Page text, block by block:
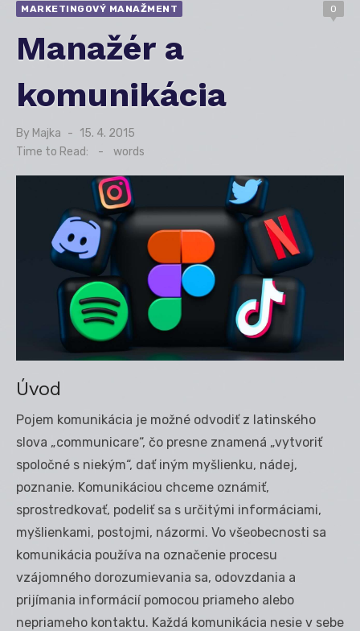
MARKETINGOVÝ MANAŽMENT 0
Manažér a
komunikácia
By Majka
Posted
on
15. 4. 2015
Time to Read:
- words
Úvod
Pojem komunikácia je možné odvodiť z latinského
slova „communicare“, čo presne znamená „vytvoriť
spoločné s niekým“, dať iným myšlienku, nádej,
poznanie. Komunikáciou chceme oznámiť,
sprostredkovať, podeliť sa s určitými informáciami,
myšlienkami, postojmi, názormi. Vo všeobecnosti sa
komunikácia používa na označenie procesu
vzájomného dorozumievania sa, odovzdania a
prijímania informácií pomocou priameho alebo
nepriameho kontaktu. Každá komunikácia nesie v sebe